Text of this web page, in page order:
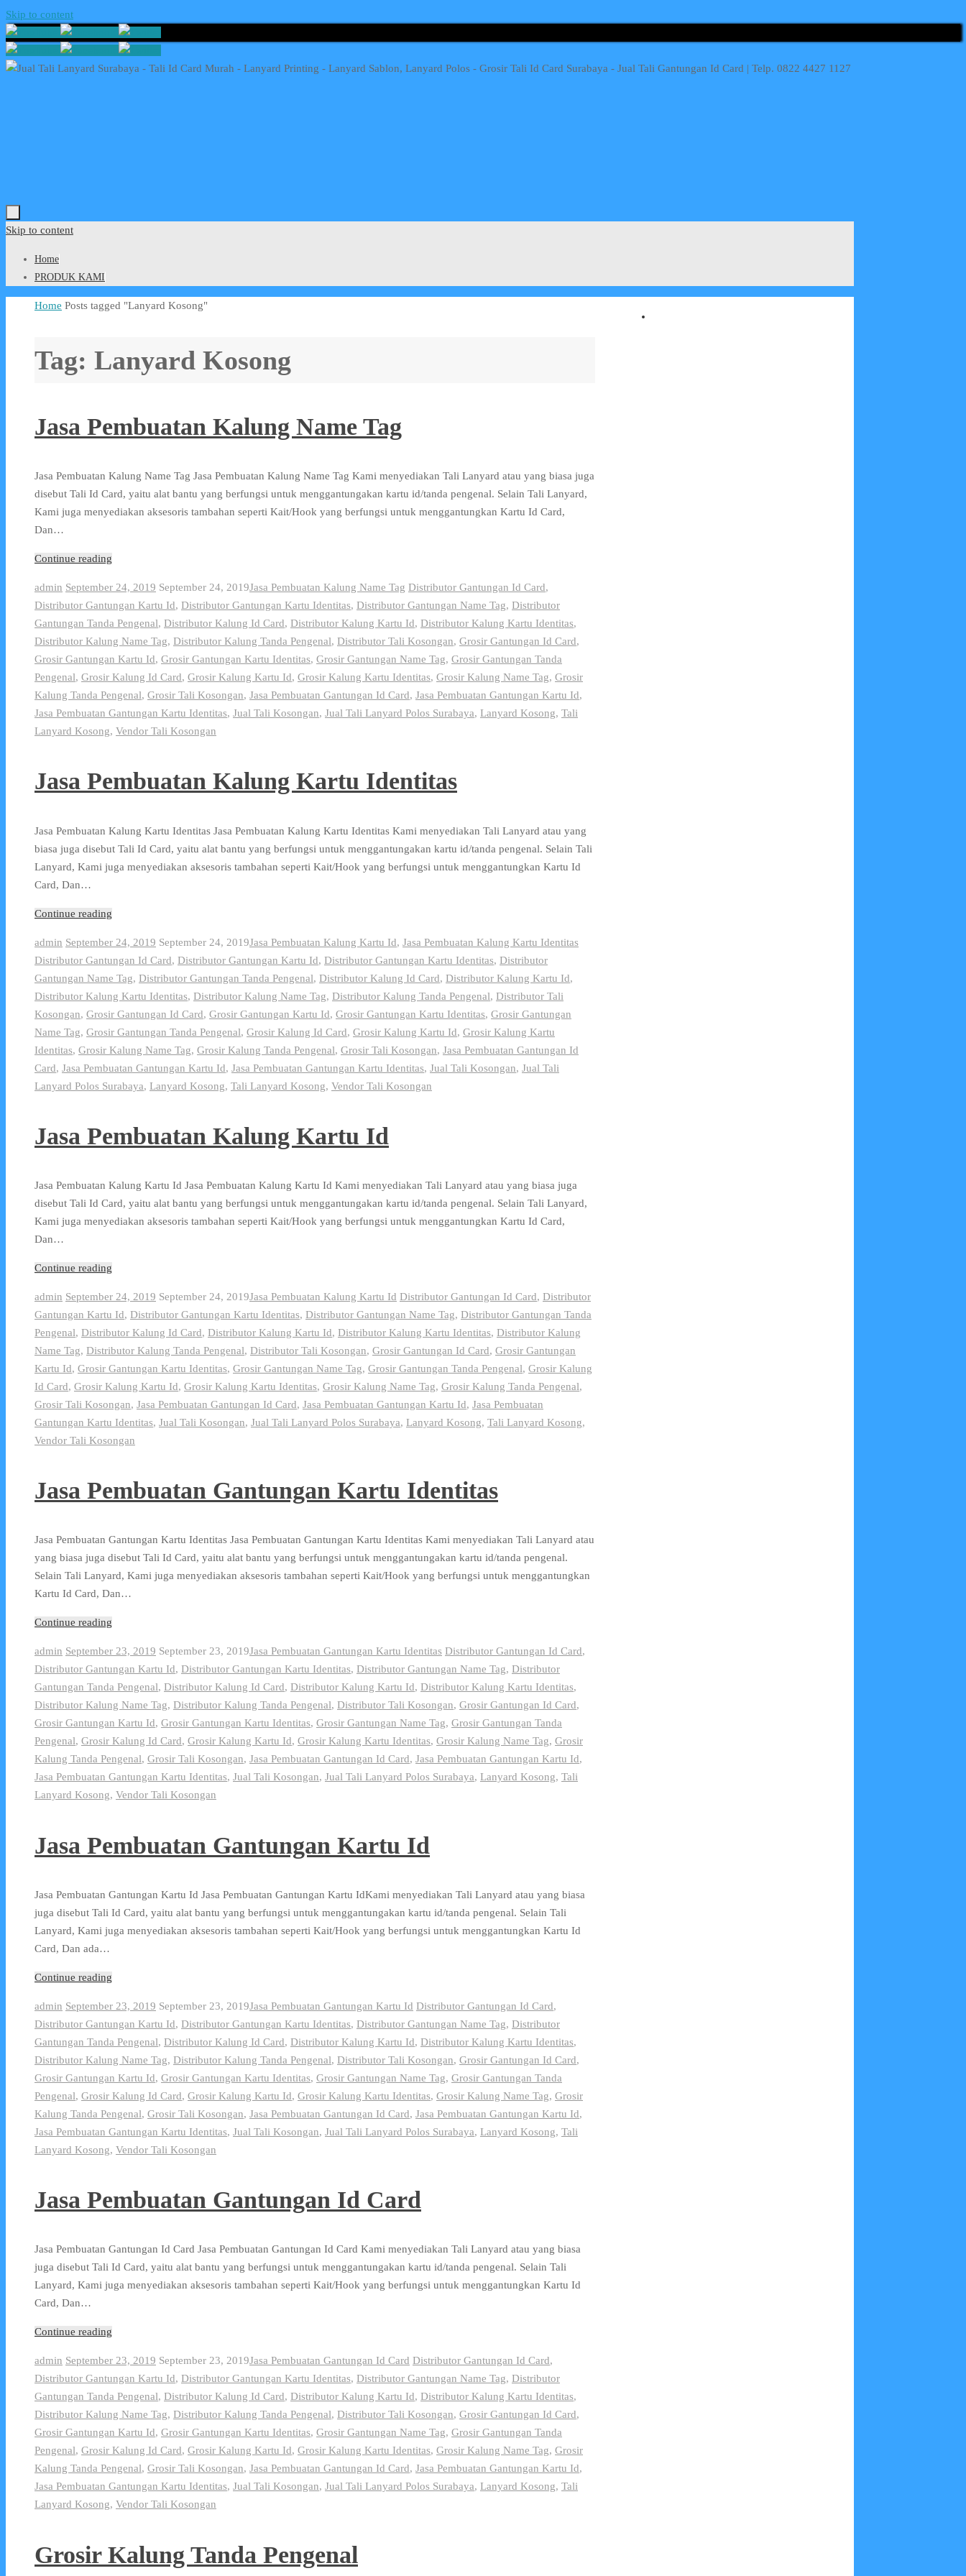
Skip to content
Skip to content
Home
PRODUK KAMI
Home Posts tagged "Lanyard Kosong"
Tag: Lanyard Kosong
Jasa Pembuatan Kalung Name Tag
Jasa Pembuatan Kalung Name Tag Jasa Pembuatan Kalung Name Tag Kami menyediakan Tali Lanyard atau yang biasa juga
disebut Tali Id Card, yaitu alat bantu yang berfungsi untuk menggantungakan kartu id/tanda pengenal. Selain Tali Lanyard,
Kami juga menyediakan aksesoris tambahan seperti Kait/Hook yang berfungsi untuk menggantungkan Kartu Id Card,
Dan…
Continue reading
admin September 24, 2019 September 24, 2019Jasa Pembuatan Kalung Name Tag Distributor Gantungan Id Card,
Distributor Gantungan Kartu Id, Distributor Gantungan Kartu Identitas, Distributor Gantungan Name Tag, Distributor
Gantungan Tanda Pengenal, Distributor Kalung Id Card, Distributor Kalung Kartu Id, Distributor Kalung Kartu Identitas,
Distributor Kalung Name Tag, Distributor Kalung Tanda Pengenal, Distributor Tali Kosongan, Grosir Gantungan Id Card,
Grosir Gantungan Kartu Id, Grosir Gantungan Kartu Identitas, Grosir Gantungan Name Tag, Grosir Gantungan Tanda
Pengenal, Grosir Kalung Id Card, Grosir Kalung Kartu Id, Grosir Kalung Kartu Identitas, Grosir Kalung Name Tag, Grosir
Kalung Tanda Pengenal, Grosir Tali Kosongan, Jasa Pembuatan Gantungan Id Card, Jasa Pembuatan Gantungan Kartu Id,
Jasa Pembuatan Gantungan Kartu Identitas, Jual Tali Kosongan, Jual Tali Lanyard Polos Surabaya, Lanyard Kosong, Tali
Lanyard Kosong, Vendor Tali Kosongan
Jasa Pembuatan Kalung Kartu Identitas
Jasa Pembuatan Kalung Kartu Identitas Jasa Pembuatan Kalung Kartu Identitas Kami menyediakan Tali Lanyard atau yang
biasa juga disebut Tali Id Card, yaitu alat bantu yang berfungsi untuk menggantungakan kartu id/tanda pengenal. Selain Tali
Lanyard, Kami juga menyediakan aksesoris tambahan seperti Kait/Hook yang berfungsi untuk menggantungkan Kartu Id
Card, Dan…
Continue reading
admin September 24, 2019 September 24, 2019Jasa Pembuatan Kalung Kartu Id, Jasa Pembuatan Kalung Kartu Identitas
Distributor Gantungan Id Card, Distributor Gantungan Kartu Id, Distributor Gantungan Kartu Identitas, Distributor
Gantungan Name Tag, Distributor Gantungan Tanda Pengenal, Distributor Kalung Id Card, Distributor Kalung Kartu Id,
Distributor Kalung Kartu Identitas, Distributor Kalung Name Tag, Distributor Kalung Tanda Pengenal, Distributor Tali
Kosongan, Grosir Gantungan Id Card, Grosir Gantungan Kartu Id, Grosir Gantungan Kartu Identitas, Grosir Gantungan
Name Tag, Grosir Gantungan Tanda Pengenal, Grosir Kalung Id Card, Grosir Kalung Kartu Id, Grosir Kalung Kartu
Identitas, Grosir Kalung Name Tag, Grosir Kalung Tanda Pengenal, Grosir Tali Kosongan, Jasa Pembuatan Gantungan Id
Card, Jasa Pembuatan Gantungan Kartu Id, Jasa Pembuatan Gantungan Kartu Identitas, Jual Tali Kosongan, Jual Tali
Lanyard Polos Surabaya, Lanyard Kosong, Tali Lanyard Kosong, Vendor Tali Kosongan
Jasa Pembuatan Kalung Kartu Id
Jasa Pembuatan Kalung Kartu Id Jasa Pembuatan Kalung Kartu Id Kami menyediakan Tali Lanyard atau yang biasa juga
disebut Tali Id Card, yaitu alat bantu yang berfungsi untuk menggantungakan kartu id/tanda pengenal. Selain Tali Lanyard,
Kami juga menyediakan aksesoris tambahan seperti Kait/Hook yang berfungsi untuk menggantungkan Kartu Id Card,
Dan…
Continue reading
admin September 24, 2019 September 24, 2019Jasa Pembuatan Kalung Kartu Id Distributor Gantungan Id Card, Distributor
Gantungan Kartu Id, Distributor Gantungan Kartu Identitas, Distributor Gantungan Name Tag, Distributor Gantungan Tanda
Pengenal, Distributor Kalung Id Card, Distributor Kalung Kartu Id, Distributor Kalung Kartu Identitas, Distributor Kalung
Name Tag, Distributor Kalung Tanda Pengenal, Distributor Tali Kosongan, Grosir Gantungan Id Card, Grosir Gantungan
Kartu Id, Grosir Gantungan Kartu Identitas, Grosir Gantungan Name Tag, Grosir Gantungan Tanda Pengenal, Grosir Kalung
Id Card, Grosir Kalung Kartu Id, Grosir Kalung Kartu Identitas, Grosir Kalung Name Tag, Grosir Kalung Tanda Pengenal,
Grosir Tali Kosongan, Jasa Pembuatan Gantungan Id Card, Jasa Pembuatan Gantungan Kartu Id, Jasa Pembuatan
Gantungan Kartu Identitas, Jual Tali Kosongan, Jual Tali Lanyard Polos Surabaya, Lanyard Kosong, Tali Lanyard Kosong,
Vendor Tali Kosongan
Jasa Pembuatan Gantungan Kartu Identitas
Jasa Pembuatan Gantungan Kartu Identitas Jasa Pembuatan Gantungan Kartu Identitas Kami menyediakan Tali Lanyard atau
yang biasa juga disebut Tali Id Card, yaitu alat bantu yang berfungsi untuk menggantungakan kartu id/tanda pengenal.
Selain Tali Lanyard, Kami juga menyediakan aksesoris tambahan seperti Kait/Hook yang berfungsi untuk menggantungkan
Kartu Id Card, Dan…
Continue reading
admin September 23, 2019 September 23, 2019Jasa Pembuatan Gantungan Kartu Identitas Distributor Gantungan Id Card,
Distributor Gantungan Kartu Id, Distributor Gantungan Kartu Identitas, Distributor Gantungan Name Tag, Distributor
Gantungan Tanda Pengenal, Distributor Kalung Id Card, Distributor Kalung Kartu Id, Distributor Kalung Kartu Identitas,
Distributor Kalung Name Tag, Distributor Kalung Tanda Pengenal, Distributor Tali Kosongan, Grosir Gantungan Id Card,
Grosir Gantungan Kartu Id, Grosir Gantungan Kartu Identitas, Grosir Gantungan Name Tag, Grosir Gantungan Tanda
Pengenal, Grosir Kalung Id Card, Grosir Kalung Kartu Id, Grosir Kalung Kartu Identitas, Grosir Kalung Name Tag, Grosir
Kalung Tanda Pengenal, Grosir Tali Kosongan, Jasa Pembuatan Gantungan Id Card, Jasa Pembuatan Gantungan Kartu Id,
Jasa Pembuatan Gantungan Kartu Identitas, Jual Tali Kosongan, Jual Tali Lanyard Polos Surabaya, Lanyard Kosong, Tali
Lanyard Kosong, Vendor Tali Kosongan
Jasa Pembuatan Gantungan Kartu Id
Jasa Pembuatan Gantungan Kartu Id Jasa Pembuatan Gantungan Kartu IdKami menyediakan Tali Lanyard atau yang biasa
juga disebut Tali Id Card, yaitu alat bantu yang berfungsi untuk menggantungakan kartu id/tanda pengenal. Selain Tali
Lanyard, Kami juga menyediakan aksesoris tambahan seperti Kait/Hook yang berfungsi untuk menggantungkan Kartu Id
Card, Dan ada…
Continue reading
admin September 23, 2019 September 23, 2019Jasa Pembuatan Gantungan Kartu Id Distributor Gantungan Id Card,
Distributor Gantungan Kartu Id, Distributor Gantungan Kartu Identitas, Distributor Gantungan Name Tag, Distributor
Gantungan Tanda Pengenal, Distributor Kalung Id Card, Distributor Kalung Kartu Id, Distributor Kalung Kartu Identitas,
Distributor Kalung Name Tag, Distributor Kalung Tanda Pengenal, Distributor Tali Kosongan, Grosir Gantungan Id Card,
Grosir Gantungan Kartu Id, Grosir Gantungan Kartu Identitas, Grosir Gantungan Name Tag, Grosir Gantungan Tanda
Pengenal, Grosir Kalung Id Card, Grosir Kalung Kartu Id, Grosir Kalung Kartu Identitas, Grosir Kalung Name Tag, Grosir
Kalung Tanda Pengenal, Grosir Tali Kosongan, Jasa Pembuatan Gantungan Id Card, Jasa Pembuatan Gantungan Kartu Id,
Jasa Pembuatan Gantungan Kartu Identitas, Jual Tali Kosongan, Jual Tali Lanyard Polos Surabaya, Lanyard Kosong, Tali
Lanyard Kosong, Vendor Tali Kosongan
Jasa Pembuatan Gantungan Id Card
Jasa Pembuatan Gantungan Id Card Jasa Pembuatan Gantungan Id Card Kami menyediakan Tali Lanyard atau yang biasa
juga disebut Tali Id Card, yaitu alat bantu yang berfungsi untuk menggantungakan kartu id/tanda pengenal. Selain Tali
Lanyard, Kami juga menyediakan aksesoris tambahan seperti Kait/Hook yang berfungsi untuk menggantungkan Kartu Id
Card, Dan…
Continue reading
admin September 23, 2019 September 23, 2019Jasa Pembuatan Gantungan Id Card Distributor Gantungan Id Card,
Distributor Gantungan Kartu Id, Distributor Gantungan Kartu Identitas, Distributor Gantungan Name Tag, Distributor
Gantungan Tanda Pengenal, Distributor Kalung Id Card, Distributor Kalung Kartu Id, Distributor Kalung Kartu Identitas,
Distributor Kalung Name Tag, Distributor Kalung Tanda Pengenal, Distributor Tali Kosongan, Grosir Gantungan Id Card,
Grosir Gantungan Kartu Id, Grosir Gantungan Kartu Identitas, Grosir Gantungan Name Tag, Grosir Gantungan Tanda
Pengenal, Grosir Kalung Id Card, Grosir Kalung Kartu Id, Grosir Kalung Kartu Identitas, Grosir Kalung Name Tag, Grosir
Kalung Tanda Pengenal, Grosir Tali Kosongan, Jasa Pembuatan Gantungan Id Card, Jasa Pembuatan Gantungan Kartu Id,
Jasa Pembuatan Gantungan Kartu Identitas, Jual Tali Kosongan, Jual Tali Lanyard Polos Surabaya, Lanyard Kosong, Tali
Lanyard Kosong, Vendor Tali Kosongan
Grosir Kalung Tanda Pengenal